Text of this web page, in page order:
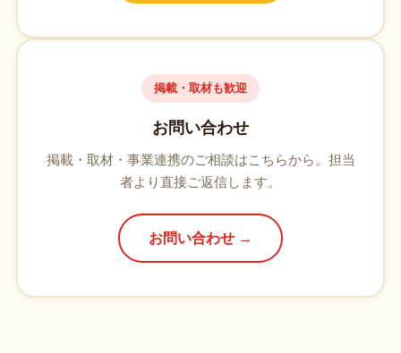
掲載・取材も歓迎
お問い合わせ
掲載・取材・事業連携のご相談はこちらから。担当
者より直接ご返信します。
お問い合わせ →